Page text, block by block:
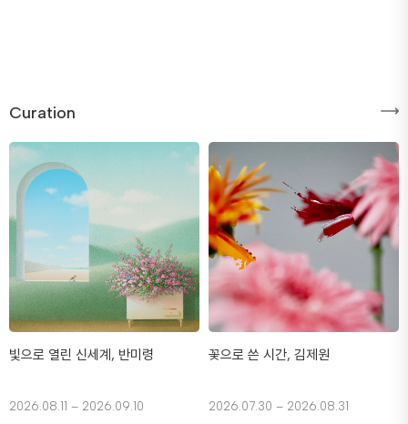
Curation
빛으로 열린 신세계, 반미령
2026.08.11 – 2026.09.10
꽃으로 쓴 시간, 김제원
2026.07.30 – 2026.08.31